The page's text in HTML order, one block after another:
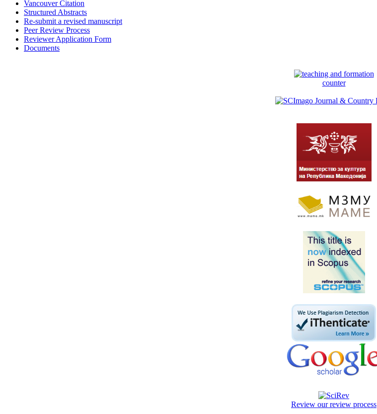
Vancouver Citation
Structured Abstracts
Re-submit a revised manuscript
Peer Review Process
Reviewer Application Form
Documents
counter
Review our review process